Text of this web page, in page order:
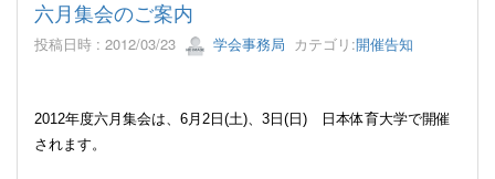
六月集会のご案内
投稿日時 : 2012/03/23 学会事務局 カテゴリ:開催告知
2012年度六月集会は、 6 月 2 日 (土)、3 日 ( 日 ) 日本体育大学で開催
されます。